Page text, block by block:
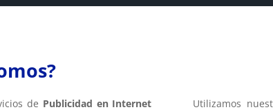
de Publicidad en Internet
Utilizamos